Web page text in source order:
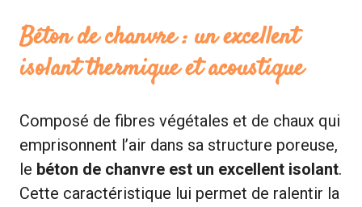
Béton de chanvre : un excellent
isolant thermique et acoustique
Composé de fibres végétales et de chaux qui
emprisonnent l’air dans sa structure poreuse,
le béton de chanvre est un excellent isolant.
Cette caractéristique lui permet de ralentir la